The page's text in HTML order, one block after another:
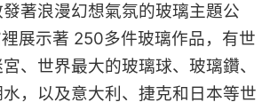
著浪漫幻想氣氛的玻璃主題公
展示著 250多件玻璃作品，有世
、世界最大的玻璃球、玻璃鑽、
，以及意大利、捷克和日本等世